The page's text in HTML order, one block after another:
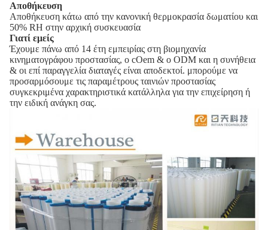
Αποθήκευση
Αποθήκευση κάτω από την κανονική θερμοκρασία δωματίου και
50% RH στην αρχική συσκευασία
Γιατί εμείς
Έχουμε πάνω από 14 έτη εμπειρίας στη βιομηχανία
κινηματογράφου προστασίας, ο cOem & ο ODM και η συνήθεια
& οι επί παραγγελία διαταγές είναι αποδεκτοί. μπορούμε να
προσαρμόσουμε τις παραμέτρους ταινιών προστασίας
συγκεκριμένα χαρακτηριστικά κατάλληλα για την επιχείρηση ή
την ειδική ανάγκη σας.